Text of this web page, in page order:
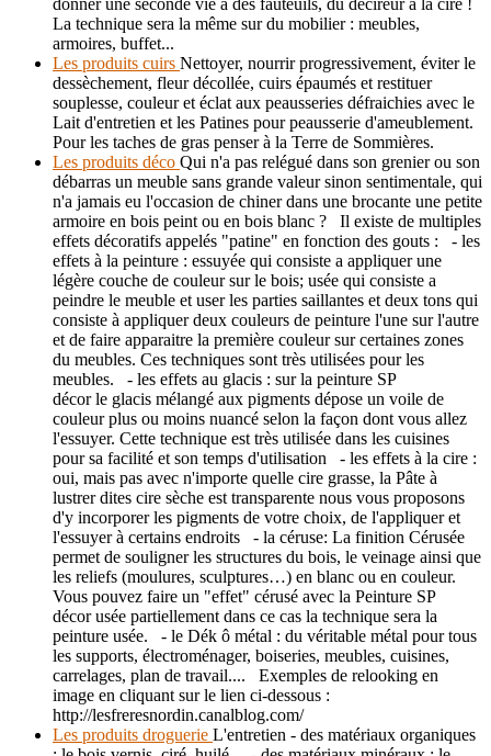
donner une seconde vie à des fauteuils, du décireur à la cire !
La technique sera la même sur du mobilier : meubles,
armoires, buffet...
Les produits cuirs Nettoyer, nourrir progressivement, éviter le
dessèchement, fleur décollée, cuirs épaumés et restituer
souplesse, couleur et éclat aux peausseries défraichies avec le
Lait d'entretien et les Patines pour peausserie d'ameublement.
Pour les taches de gras penser à la Terre de Sommières.
Les produits déco Qui n'a pas relégué dans son grenier ou son
débarras un meuble sans grande valeur sinon sentimentale, qui
n'a jamais eu l'occasion de chiner dans une brocante une petite
armoire en bois peint ou en bois blanc ? Il existe de multiples
effets décoratifs appelés "patine" en fonction des gouts : - les
effets à la peinture : essuyée qui consiste a appliquer une
légère couche de couleur sur le bois; usée qui consiste a
peindre le meuble et user les parties saillantes et deux tons qui
consiste à appliquer deux couleurs de peinture l'une sur l'autre
et de faire apparaitre la première couleur sur certaines zones
du meubles. Ces techniques sont très utilisées pour les
meubles. - les effets au glacis : sur la peinture SP
décor le glacis mélangé aux pigments dépose un voile de
couleur plus ou moins nuancé selon la façon dont vous allez
l'essuyer. Cette technique est très utilisée dans les cuisines
pour sa facilité et son temps d'utilisation - les effets à la cire :
oui, mais pas avec n'importe quelle cire grasse, la Pâte à
lustrer dites cire sèche est transparente nous vous proposons
d'y incorporer les pigments de votre choix, de l'appliquer et
l'essuyer à certains endroits - la céruse: La finition Cérusée
permet de souligner les structures du bois, le veinage ainsi que
les reliefs (moulures, sculptures…) en blanc ou en couleur.
Vous pouvez faire un "effet" cérusé avec la Peinture SP
décor usée partiellement dans ce cas la technique sera la
peinture usée. - le Dék ô métal : du véritable métal pour tous
les supports, électroménager, boiseries, meubles, cuisines,
carrelages, plan de travail.... Exemples de relooking en
image en cliquant sur le lien ci-dessous :
http://lesfreresnordin.canalblog.com/
Les produits droguerie L'entretien - des matériaux organiques